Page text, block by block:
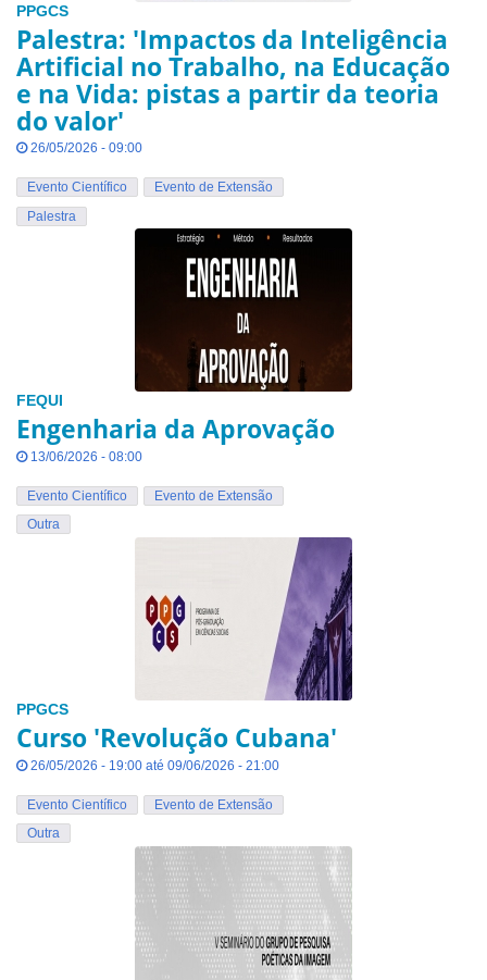
PPGCS
Palestra: 'Impactos da Inteligência
Artificial no Trabalho, na Educação
e na Vida: pistas a partir da teoria
do valor'
26/05/2026 - 09:00
Evento Científico
Evento de Extensão
Palestra
FEQUI
Engenharia da Aprovação
13/06/2026 - 08:00
Evento Científico
Evento de Extensão
Outra
PPGCS
Curso 'Revolução Cubana'
26/05/2026 - 19:00 até 09/06/2026 - 21:00
Evento Científico
Evento de Extensão
Outra